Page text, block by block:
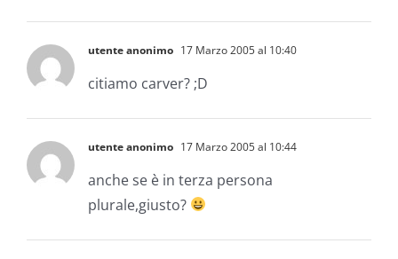
utente anonimo 17 Marzo 2005 al 10:40
citiamo carver? ;D
utente anonimo 17 Marzo 2005 al 10:44
anche se è in terza persona
plurale,giusto?